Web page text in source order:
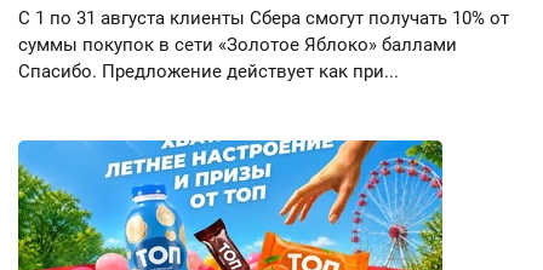
С 1 по 31 августа клиенты Сбера смогут получать 10% от
суммы покупок в сети «Золотое Яблоко» баллами
Спасибо. Предложение действует как при...